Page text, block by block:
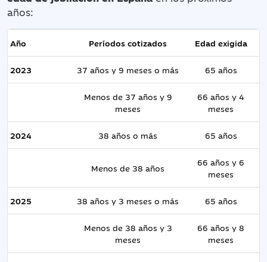
años:
Año Períodos cotizados Edad exigida
2023 37 años y 9 meses o más 65 años
Menos de 37 años y 9
meses
66 años y 4
meses
2024 38 años o más 65 años
Menos de 38 años
66 años y 6
meses
2025 38 años y 3 meses o más 65 años
Menos de 38 años y 3
meses
66 años y 8
meses